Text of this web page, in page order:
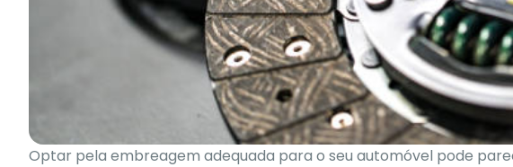
Optar pela embreagem adequada para o seu automóvel pode